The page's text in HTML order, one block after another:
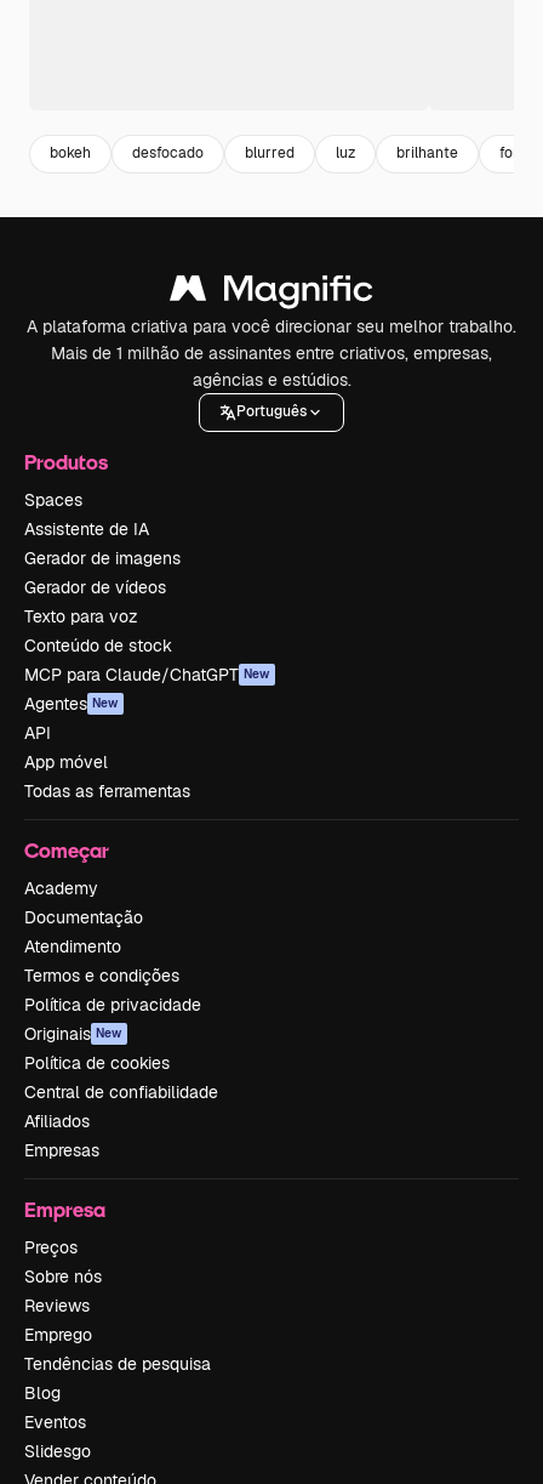
bokeh desfocado blurred luz brilhante
A plataforma criativa para você direcionar seu melhor trabalho.
Mais de 1 milhão de assinantes entre criativos, empresas,
agências e estúdios.
Português
Produtos
Spaces
Assistente de IA
Gerador de imagens
Gerador de vídeos
Texto para voz
Conteúdo de stock
MCP para Claude/ChatGPT New
Agentes New
API
App móvel
Todas as ferramentas
Começar
Academy
Documentação
Atendimento
Termos e condições
Política de privacidade
Originais New
Política de cookies
Central de confiabilidade
Afiliados
Empresas
Empresa
Preços
Sobre nós
Reviews
Emprego
Tendências de pesquisa
Blog
Eventos
Slidesgo